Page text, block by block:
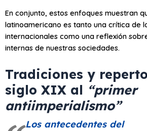
En conjunto, estos enfoques muestran
latinoamericano es tanto una crítica de
internacionales como una reflexión
internas de nuestras sociedades.
Tradiciones y
siglo XIX al “primer
antiimperialismo”
Los antecedentes del